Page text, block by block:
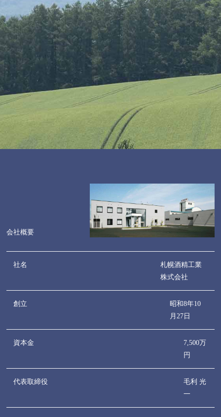
会社概要
社名
札幌酒精工業
株式会社
創立
昭和8年10
月27日
資本金
7,500万
円
代表取締役
毛利 光
一